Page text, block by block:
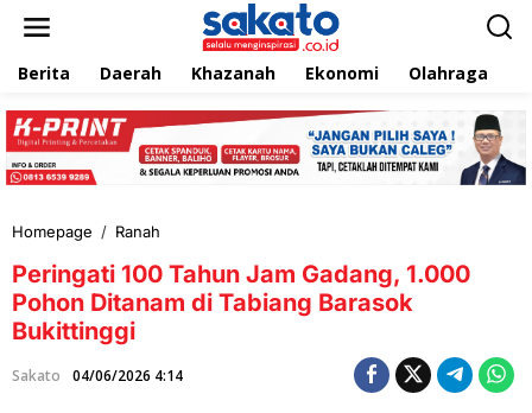
e
k
Berita Daerah Khazanah Ekonomi Olahraga
Homepage / Ranah
r
i
n
t
Peringati 100 Tahun Jam Gadang, 1.000
Pohon Ditanam di Tabiang Barasok
Bukittinggi
Sakato 04/06/2026 4:14